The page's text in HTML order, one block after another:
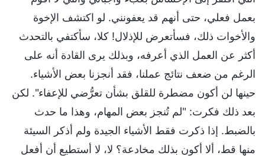
بعمل فعلي، حتى أنهم قد يعفونني. لو اكتشف الإخوة
والأخوات ذلك، فسأتعرض للإذلال! كلا، سأكتفي بالتحدث
أكثر عن العمل الذي أعرفه، وبذلك يرى القادة أنه على
الرغم من ضعف نتائج عملنا، فقد أنجزنا بعض الأشياء.
حينها لن أكون مضطرة للقلق بشأن تعرُّضي للإعفاء". لكن
بعد ذلك فكرت: "لم تُنجز بعض المهام، وهذا ما حدث
بالضبط. إذا ذكرت فقط الأشياء الجيدة ولم أذكر السيئة
منها قط، ألا أكون بذلك مخادعة؟ لا، لا أستطيع أن أفعل